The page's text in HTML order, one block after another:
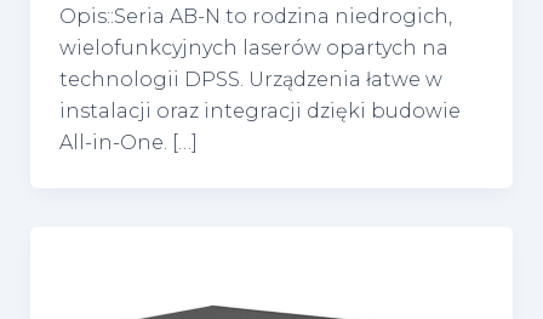
Opis::Seria AB-N to rodzina niedrogich,
wielofunkcyjnych laserów opartych na
technologii DPSS. Urządzenia łatwe w
instalacji oraz integracji dzięki budowie
All-in-One. […]